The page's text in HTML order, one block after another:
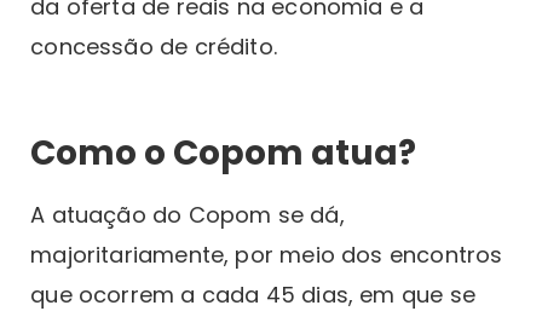
da oferta de reais na economia e a
concessão de crédito.
Como o Copom atua?
A atuação do Copom se dá,
majoritariamente, por meio dos encontros
que ocorrem a cada 45 dias, em que se